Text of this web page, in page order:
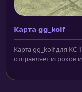
Карта gg_kolf
Карта gg_kolf для КС
отправляет игроков